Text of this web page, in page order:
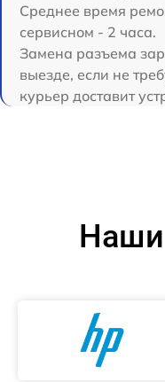
Среднее время
сервисном - 2 часа.
Замена разъема
выезде, если не
курьер доставит
Наши